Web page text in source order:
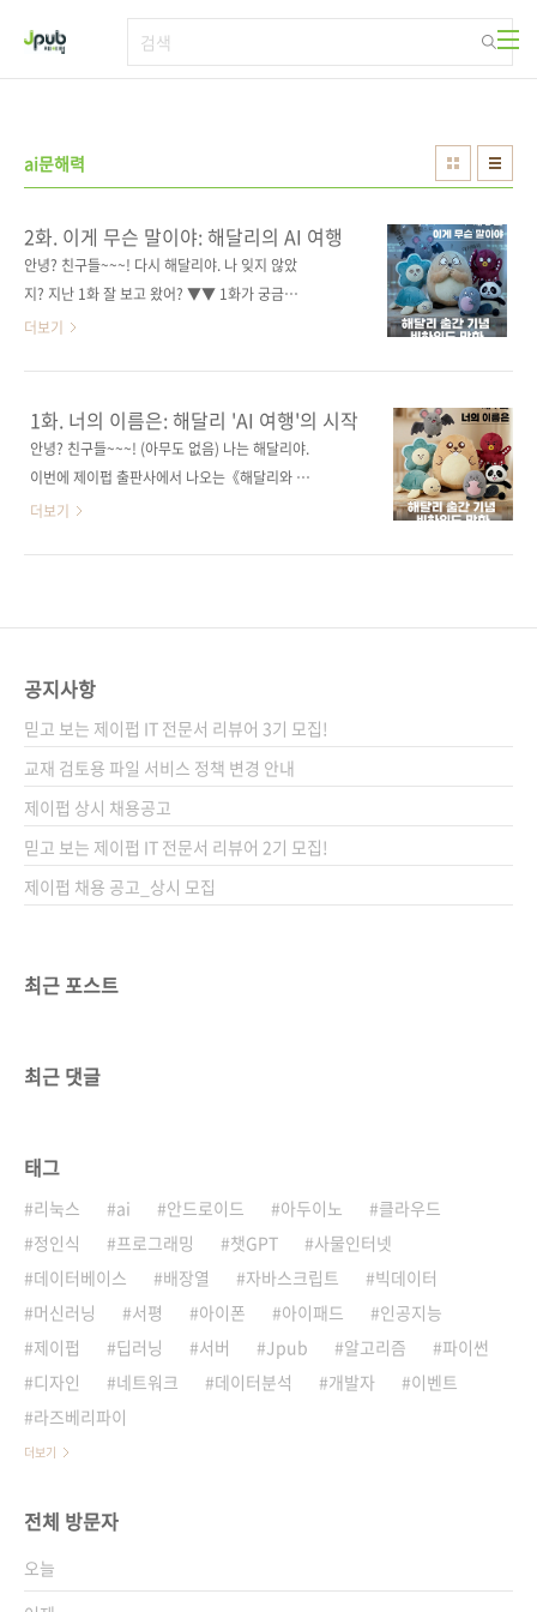
ai문해력
2화. 이게 무슨 말이야: 해달리의 AI 여행
안녕? 친구들~~~! 다시 해달리야. 나 잊지 않았
지? 지난 1화 잘 보고 왔어? ▼▼ 1화가 궁금한
친구들은 여기 ▼▼
용어가 그렇더라고.그래 뭐 사실 한글로 쓴 영어
지.근데 '토큰'이라니... 너무하잖아? 아무튼 이
여행이 끝날 때쯤이면 조금 알게 될지도?《해달
함께 하자구! 다음화가 또 있다니! 신나지? 참,
오늘부터 예약판매가 시작되었어.서점으로 가
더보기
1화. 너의 이름은: 해달리 'AI 여행'의 시작
안녕? 친구들~~~! (아무도 없음) 나는 해달리야.
이번에 제이펍 출판사에서 나오는《해달리와 함
께 떠나는 신나는 AI 여행》에서독보적인 매력
매 사이트(가나다순) [교보문고] [도서11번가]
보기(제이펍의 소통 채널에서 더욱 다양한 소식
을 확인하세요!) 블로그 유튜브 인스타그램 트위
터 페이스북
더보기
공지사항
믿고 보는 제이펍 IT 전문서 리뷰어 3기 모집!
교재 검토용 파일 서비스 정책 변경 안내
제이펍 상시 채용공고
믿고 보는 제이펍 IT 전문서 리뷰어 2기 모집!
제이펍 채용 공고_상시 모집
최근 포스트
최근 댓글
태그
리눅스 ai 안드로이드 아두이노
클라우드
정인식
프로그래밍 챗GPT
사물인터넷
데이터베이스
배장열 자바스크립트
빅데이터
머신러닝
서평 아이폰 아이패드
인공지능
제이펍
딥러닝 서버 Jpub 알고리즘
파이썬
디자인
네트워크 데이터분석 개발자
이벤트
라즈베리파이
더보기
전체 방문자
오늘